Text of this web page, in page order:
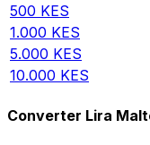
500 KES
1.000 KES
5.000 KES
10.000 KES
Converter Lira